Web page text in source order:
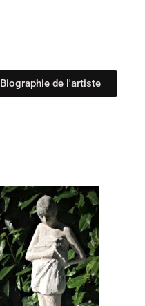
Biographie de l'artiste